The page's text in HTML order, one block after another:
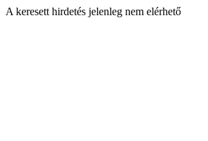
A keresett hirdetés jelenleg nem elérhető